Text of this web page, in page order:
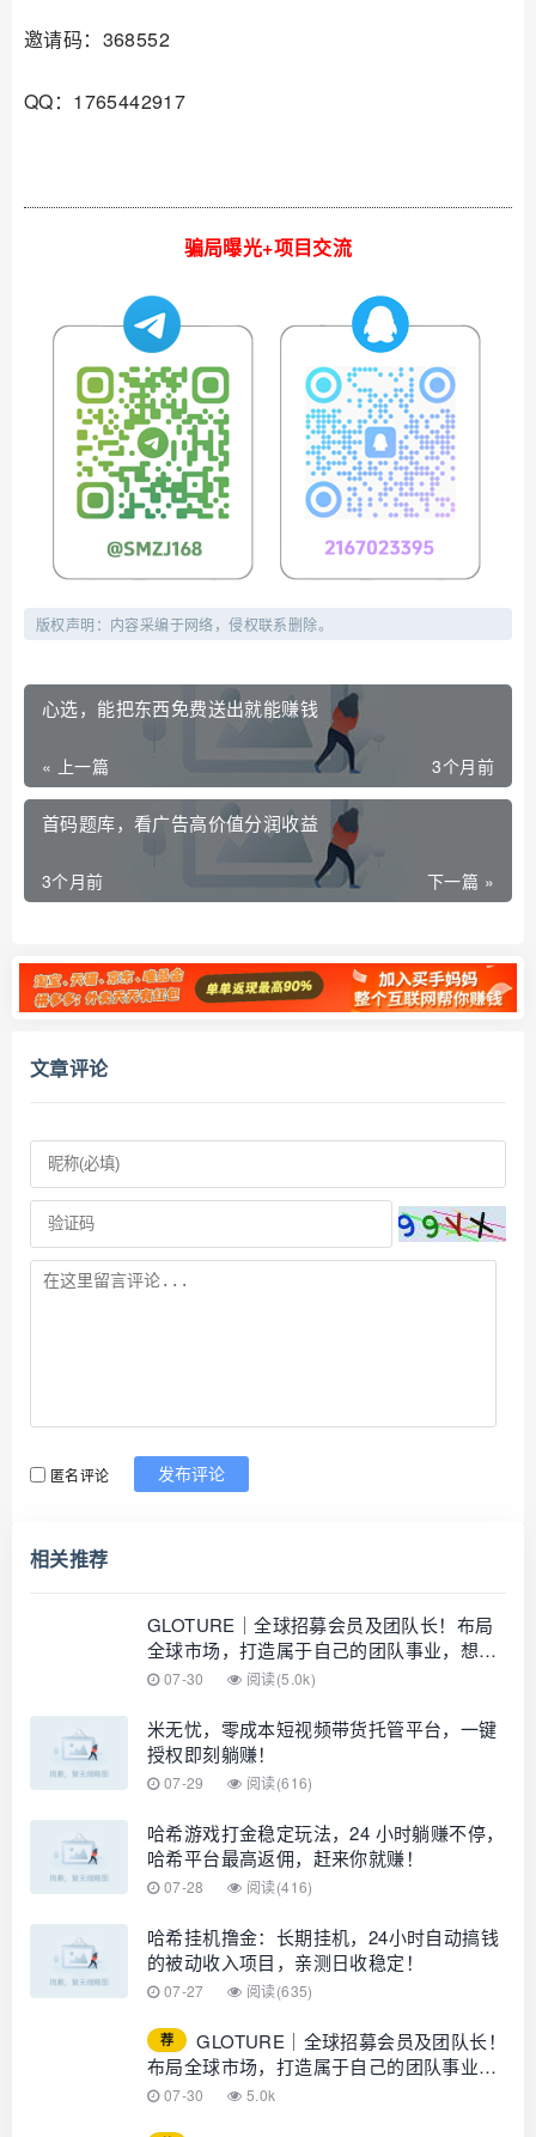
邀请码：368552
QQ：1765442917
骗局曝光+项目交流
版权声明：内容采编于网络，侵权联系删除。
心选，能把东西免费送出就能赚钱
« 上一篇 3个月前
首码题库，看广告高价值分润收益
下一篇 »
3个月前
文章评论
匿名评论 发布评论
相关推荐
GLOTURE｜全球招募会员及团队长！布局
全球市场，打造属于自己的团队事业，想增
加收入？想打造团队？加入 GLOTURE！
07-30 阅读(5.0k)
米无忧，零成本短视频带货托管平台，一键
授权即刻躺赚！
07-29 阅读(616)
哈希游戏打金稳定玩法，24 小时躺赚不停，
哈希平台最高返佣，赶来你就赚！
07-28 阅读(416)
哈希挂机撸金：长期挂机，24小时自动搞钱
的被动收入项目，亲测日收稳定！
07-27 阅读(635)
荐
GLOTURE｜全球招募会员及团队长！
布局全球市场，打造属于自己的团队事业，
想增加收入？想打造团队？加入
07-30 5.0k